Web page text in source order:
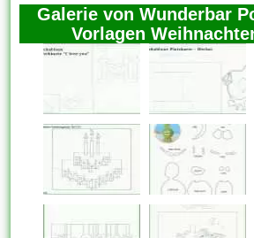
Galerie von Wunderbar
Vorlagen